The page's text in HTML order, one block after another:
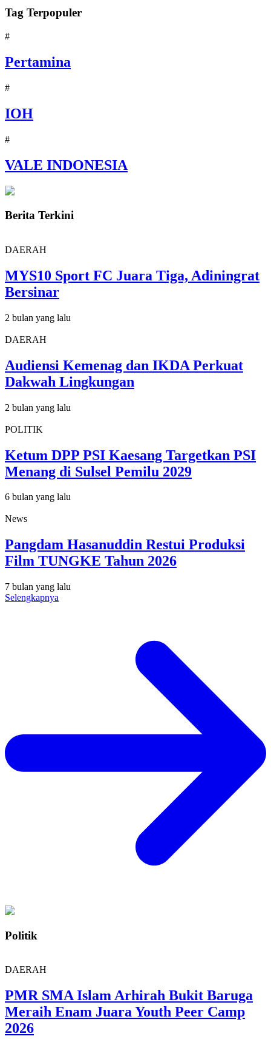
Tag Terpopuler
#
Pertamina
#
IOH
#
VALE INDONESIA
Berita Terkini
DAERAH
MYS10 Sport FC Juara Tiga, Adiningrat
Bersinar
2 bulan yang lalu
DAERAH
Audiensi Kemenag dan IKDA Perkuat
Dakwah Lingkungan
2 bulan yang lalu
POLITIK
Ketum DPP PSI Kaesang Targetkan PSI
Menang di Sulsel Pemilu 2029
6 bulan yang lalu
News
Pangdam Hasanuddin Restui Produksi
Film TUNGKE Tahun 2026
7 bulan yang lalu
Selengkapnya
Politik
DAERAH
PMR SMA Islam Arhirah Bukit Baruga
Meraih Enam Juara Youth Peer Camp
2026